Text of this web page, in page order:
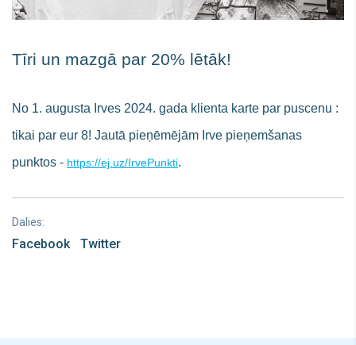
Tīri un mazgā par 20% lētāk!
No 1. augusta Irves 2024. gada klienta karte par puscenu :
tikai par eur 8! Jautā pieņēmējām Irve pieņemšanas
punktos - https://ej.uz/IrvePunkti.
Dalies:
Facebook Twitter